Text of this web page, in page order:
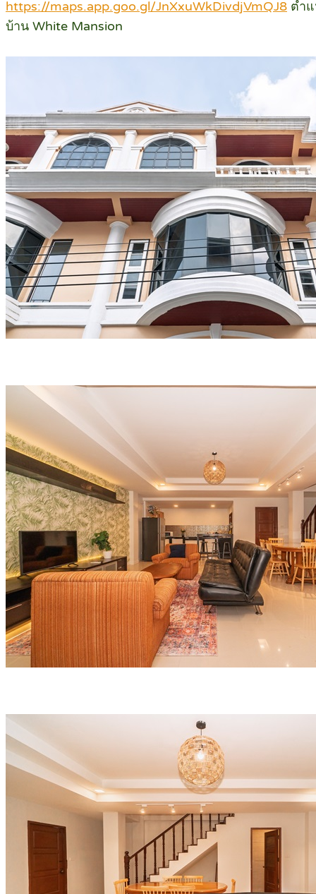
https://maps.app.goo.gl/JnXxuWkDivdjVmQJ8 ตำ
บ้าน White Mansion